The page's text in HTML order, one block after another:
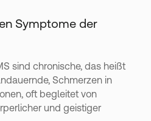
Symptome der
sind chronische, das heißt
Schmerzen in
oft begleitet von
und geistiger